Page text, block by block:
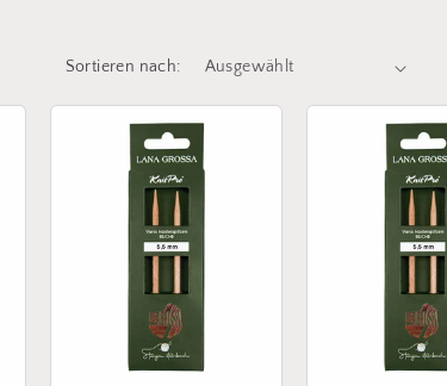
Sortieren nach: